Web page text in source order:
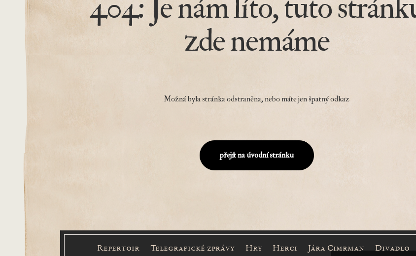
404: Je nám líto, tuto
zde nemáme
Možná byla stránka odstraněna, nebo máte jen špatný odkaz
přejít na úvodní stránku
Repertoir Telegrafické zprávy Hry Herci Jára Cimrman Divadlo